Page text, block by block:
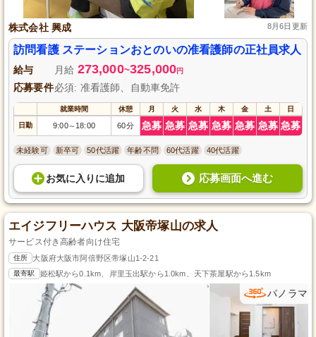
株式会社 興成 8月6日更新
訪問看護 ステーションおとのいの准看護師の正社員求人
給与 月給 273,000~325,000円
応募要件必須: 准看護師、自動車免許
就業時間 休憩 月 火 水 木 金 土 日
日勤 9:00～ 18:00 60分 急募 急募 急募 急募 急募 急募 急募
未経験可 新卒可 50代活躍 年齢不問 60代活躍 40代活躍
お気に入り に追加 応募画面へ進む
エイジフリーハウス 大阪帝塚山の求人
サービス付き高齢者向け住宅
住所 大阪府大阪市阿倍野区帝塚山1-2-21
最寄駅 姫松駅から0.1km、岸里玉出駅から1.0km、天下茶屋駅から1.5km
パノラマ